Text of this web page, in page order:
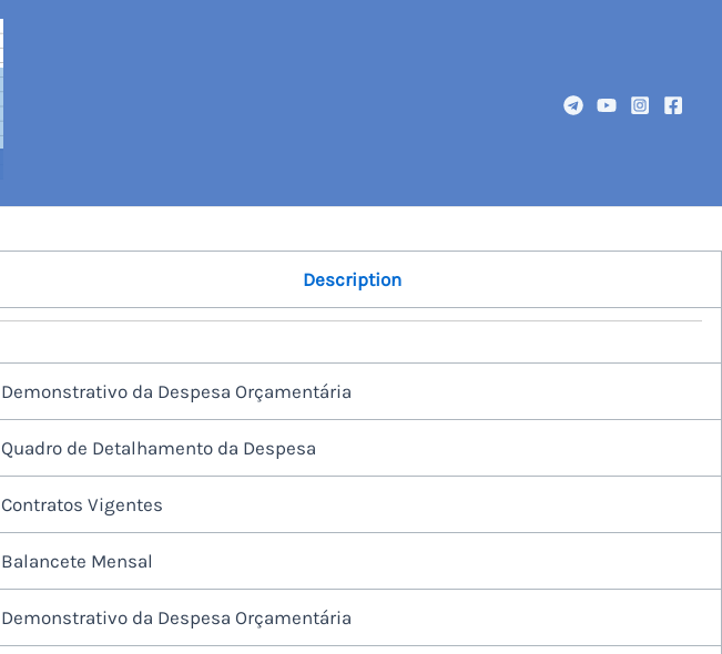
Description
Demonstrativo da Despesa Orçamentária
Quadro de Detalhamento da Despesa
Contratos Vigentes
Balancete Mensal
Demonstrativo da Despesa Orçamentária